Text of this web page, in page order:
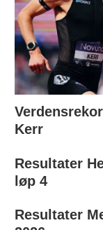
Kerr
Resultater
løp 4
Resultater